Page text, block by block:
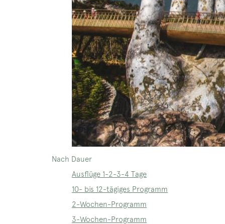
Nach Dauer
Ausflüge 1-2-3-4 Tage
10- bis 12-tägiges Programm
2-Wochen-Programm
3-Wochen-Programm